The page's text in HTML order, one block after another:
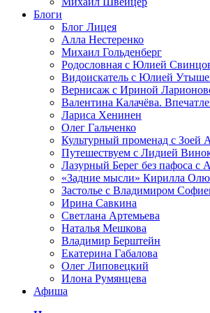
Блоги
Блог Лицея
Алла Нестеренко
Михаил Гольденберг
Родословная с Юлией
Видоискатель с Юлией
Вернисаж с Ириной
Валентина Калачёва.
Лариса Хенинен
Олег Гальченко
Культурный променад с Зоей
Путешествуем с Лидией
Лазурный Берег без пафоса с
«Задние мысли» Кирилла
Застолье с Владимиром
Ирина Савкина
Светлана Артемьева
Наталья Мешкова
Владимир Берштейн
Екатерина Габалова
Олег Липовецкий
Илона Румянцева
Афиша